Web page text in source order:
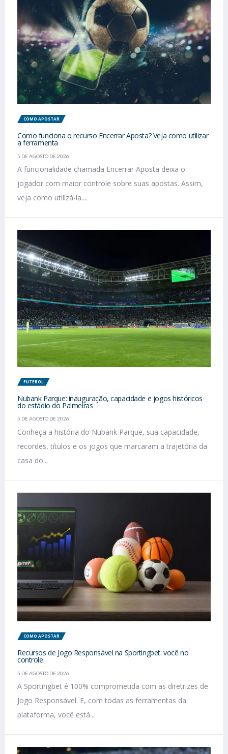
COMO APOSTAR
Como funciona o recurso Encerrar Aposta? Veja como utilizar
a ferramenta
5 DE AGOSTO DE 2026
A funcionalidade chamada Encerrar Aposta deixa o
jogador com maior controle sobre suas apostas. Assim,
veja como utilizá-la....
FUTEBOL
Nubank Parque: inauguração, capacidade e jogos históricos
do estádio do Palmeiras
5 DE AGOSTO DE 2026
Conheça a história do Nubank Parque, sua capacidade,
recordes, títulos e os jogos que marcaram a trajetória da
casa do...
COMO APOSTAR
Recursos de Jogo Responsável na Sportingbet: você no
controle
5 DE AGOSTO DE 2026
A Sportingbet é 100% comprometida com as diretrizes de
Jogo Responsável. E, com todas as ferramentas da
plataforma, você está...